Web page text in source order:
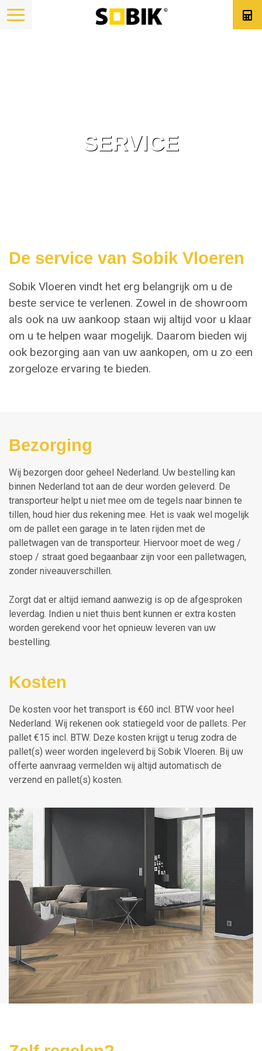
SERVICE
De service van Sobik Vloeren
Sobik Vloeren vindt het erg belangrijk om u de
beste service te verlenen. Zowel in de showroom
als ook na uw aankoop staan wij altijd voor u klaar
om u te helpen waar mogelijk. Daarom bieden wij
ook bezorging aan van uw aankopen, om u zo een
zorgeloze ervaring te bieden.
Bezorging
Wij bezorgen door geheel Nederland. Uw bestelling kan
binnen Nederland tot aan de deur worden geleverd. De
transporteur helpt u niet mee om de tegels naar binnen te
tillen, houd hier dus rekening mee. Het is vaak wel mogelijk
om de pallet een garage in te laten rijden met de
palletwagen van de transporteur. Hiervoor moet de weg /
stoep / straat goed begaanbaar zijn voor een palletwagen,
zonder niveauverschillen.
Zorgt dat er altijd iemand aanwezig is op de afgesproken
leverdag. Indien u niet thuis bent kunnen er extra kosten
worden gerekend voor het opnieuw leveren van uw
bestelling.
Kosten
De kosten voor het transport is €60 incl. BTW voor heel
Nederland. Wij rekenen ook statiegeld voor de pallets. Per
pallet €15 incl. BTW. Deze kosten krijgt u terug zodra de
pallet(s) weer worden ingeleverd bij Sobik Vloeren. Bij uw
offerte aanvraag vermelden wij altijd automatisch de
verzend en pallet(s) kosten.